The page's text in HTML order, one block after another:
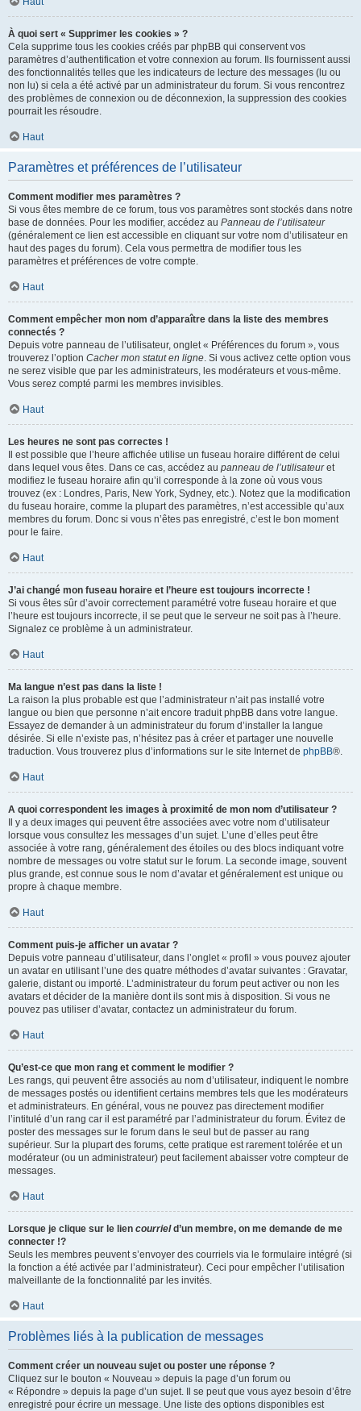
À quoi sert « Supprimer les cookies » ?
Cela supprime tous les cookies créés par phpBB qui conservent vos
paramètres d’authentification et votre connexion au forum. Ils fournissent aussi
des fonctionnalités telles que les indicateurs de lecture des messages (lu ou
non lu) si cela a été activé par un administrateur du forum. Si vous rencontrez
des problèmes de connexion ou de déconnexion, la suppression des cookies
pourrait les résoudre.
Haut
Paramètres et préférences de l’utilisateur
Comment modifier mes paramètres ?
Si vous êtes membre de ce forum, tous vos paramètres sont stockés dans notre
base de données. Pour les modifier, accédez au Panneau de l’utilisateur
(généralement ce lien est accessible en cliquant sur votre nom d’utilisateur en
haut des pages du forum). Cela vous permettra de modifier tous les
paramètres et préférences de votre compte.
Haut
Comment empêcher mon nom d’apparaître dans la liste des membres
connectés ?
Depuis votre panneau de l’utilisateur, onglet « Préférences du forum », vous
trouverez l’option Cacher mon statut en ligne. Si vous activez cette option vous
ne serez visible que par les administrateurs, les modérateurs et vous-même.
Vous serez compté parmi les membres invisibles.
Haut
Les heures ne sont pas correctes !
Il est possible que l’heure affichée utilise un fuseau horaire différent de celui
dans lequel vous êtes. Dans ce cas, accédez au panneau de l’utilisateuret
modifiez le fuseau horaire afin qu’il corresponde à la zone où vous vous
trouvez (ex : Londres, Paris, New York, Sydney, etc.). Notez que la modification
du fuseau horaire, comme la plupart des paramètres, n’est accessible qu’aux
membres du forum. Donc si vous n’êtes pas enregistré, c’est le bon moment
pour le faire.
Haut
J’ai changé mon fuseau horaire et l’heure est toujours incorrecte !
Si vous êtes sûr d’avoir correctement paramétré votre fuseau horaire et que
l’heure est toujours incorrecte, il se peut que le serveur ne soit pas à l’heure.
Signalez ce problème à un administrateur.
Haut
Ma langue n’est pas dans la liste !
La raison la plus probable est que l’administrateur n’ait pas installé votre
langue ou bien que personne n’ait encore traduit phpBB dans votre langue.
Essayez de demander à un administrateur du forum d’installer la langue
désirée. Si elle n’existe pas, n’hésitez pas à créer et partager une nouvelle
traduction. Vous trouverez plus d’informations sur le site Internet de phpBB®.
Haut
A quoi correspondent les images à proximité de mon nom d’utilisateur ?
Il y a deux images qui peuvent être associées avec votre nom d’utilisateur
lorsque vous consultez les messages d’un sujet. L’une d’elles peut être
associée à votre rang, généralement des étoiles ou des blocs indiquant votre
nombre de messages ou votre statut sur le forum. La seconde image, souvent
plus grande, est connue sous le nom d’avatar et généralement est unique ou
propre à chaque membre.
Haut
Comment puis-je afficher un avatar ?
Depuis votre panneau d’utilisateur, dans l’onglet « profil » vous pouvez ajouter
un avatar en utilisant l’une des quatre méthodes d’avatar suivantes : Gravatar,
galerie, distant ou importé. L’administrateur du forum peut activer ou non les
avatars et décider de la manière dont ils sont mis à disposition. Si vous ne
pouvez pas utiliser d’avatar, contactez un administrateur du forum.
Haut
Qu’est-ce que mon rang et comment le modifier ?
Les rangs, qui peuvent être associés au nom d’utilisateur, indiquent le nombre
de messages postés ou identifient certains membres tels que les modérateurs
et administrateurs. En général, vous ne pouvez pas directement modifier
l’intitulé d’un rang car il est paramétré par l’administrateur du forum. Évitez de
poster des messages sur le forum dans le seul but de passer au rang
supérieur. Sur la plupart des forums, cette pratique est rarement tolérée et un
modérateur (ou un administrateur) peut facilement abaisser votre compteur de
messages.
Haut
Lorsque je clique sur le lien courrield’un membre, on me demande de me
connecter !?
Seuls les membres peuvent s’envoyer des courriels via le formulaire intégré (si
la fonction a été activée par l’administrateur). Ceci pour empêcher l’utilisation
malveillante de la fonctionnalité par les invités.
Haut
Problèmes liés à la publication de messages
Comment créer un nouveau sujet ou poster une réponse ?
Cliquez sur le bouton « Nouveau » depuis la page d’un forum ou
« Répondre » depuis la page d’un sujet. Il se peut que vous ayez besoin d’être
enregistré pour écrire un message. Une liste des options disponibles est